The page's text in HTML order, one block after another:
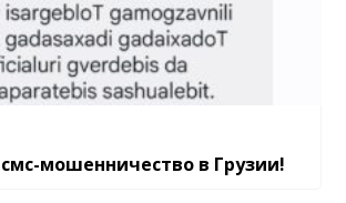
мошенничество в Грузии!